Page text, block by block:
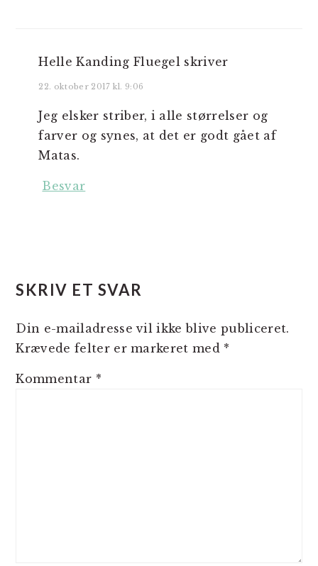
Helle Kanding Fluegel skriver
22. oktober 2017 kl. 9:06
Jeg elsker striber, i alle størrelser og
farver og synes, at det er godt gået af
Matas.
Besvar
SKRIV ET SVAR
Din e-mailadresse vil ikke blive publiceret.
Krævede felter er markeret med *
Kommentar *